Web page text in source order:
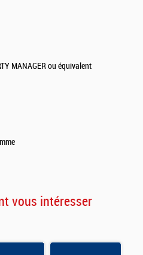
MANAGER ou équivalent
vous intéresser